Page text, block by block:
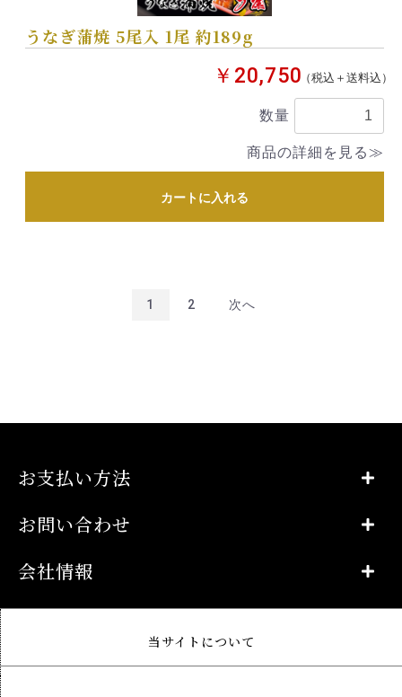
うなぎ蒲焼 5尾入 1尾 約189g
￥20,750（税込＋送料込）
数量
商品の詳細を見る≫
カートに入れる
1 2 次へ
お支払い方法
お問い合わせ
会社情報
当サイトについて